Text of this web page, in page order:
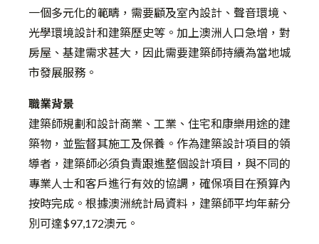
一個多元化的範疇，需要顧及室內設計、聲音環境、
光學環境設計和建築歷史等。加上澳洲人口急增，對
房屋、基建需求甚大，因此需要建築師持續為當地城
市發展服務。
職業背景
建築師規劃和設計商業、工業、住宅和康樂用途的建
築物，並監督其施工及保養。作為建築設計項目的領
導者，建築師必須負責跟進整個設計項目，與不同的
專業人士和客戶進行有效的協調，確保項目在預算內
按時完成。根據澳洲統計局資料，建築師平均年薪分
別可達$97,172澳元。